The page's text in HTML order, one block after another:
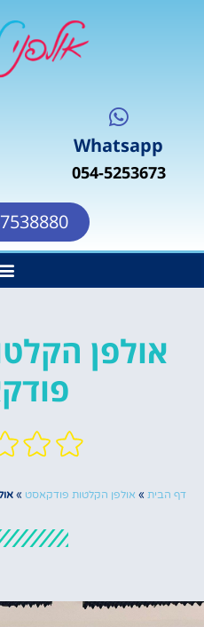
Whatsapp
054-5253673
📞
אולפן
דף הבית » אולפן הקלטות פודקאסט »